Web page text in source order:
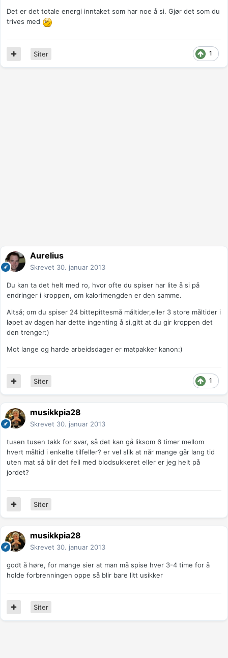
Det er det totale energi inntaket som har noe å si. Gjør det som du
trives med
1
Siter
Aurelius
Skrevet 30. januar 2013
Du kan ta det helt med ro, hvor ofte du spiser har lite å si på
endringer i kroppen, om kalorimengden er den samme.
Altså; om du spiser 24 bittepittesmå måltider,eller 3 store måltider i
løpet av dagen har dette ingenting å si,gitt at du gir kroppen det
den trenger:)
Mot lange og harde arbeidsdager er matpakker kanon:)
1
Siter
musikkpia28
Skrevet 30. januar 2013
tusen tusen takk for svar, så det kan gå liksom 6 timer mellom
hvert måltid i enkelte tilfeller? er vel slik at når mange går lang tid
uten mat så blir det feil med blodsukkeret eller er jeg helt på
jordet?
Siter
musikkpia28
Skrevet 30. januar 2013
godt å høre, for mange sier at man må spise hver 3-4 time for å
holde forbrenningen oppe så blir bare litt usikker
Siter